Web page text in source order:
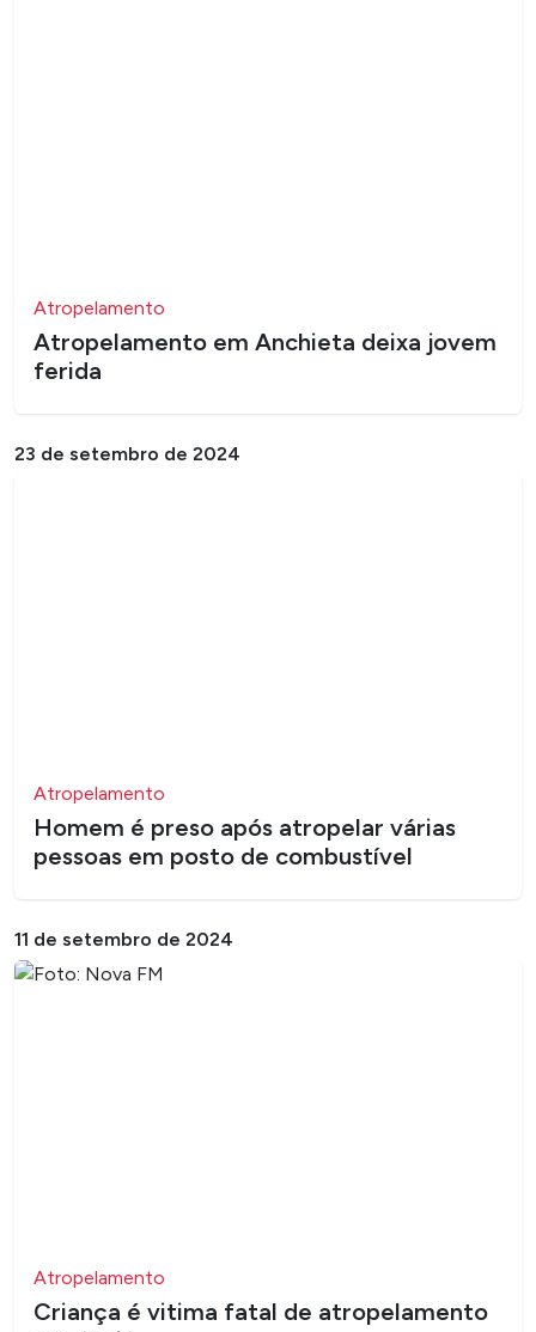
Atropelamento
Atropelamento em Anchieta deixa jovem
ferida
23 de setembro de 2024
Atropelamento
​Homem é preso após atropelar várias
pessoas em posto de combustível
11 de setembro de 2024
Atropelamento
​Criança é vitima fatal de atropelamento